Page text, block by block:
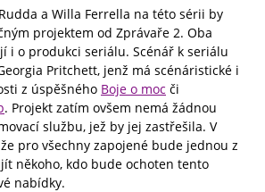
a Willa Ferrella na této sérii by
projektem od Zprávaře 2. Oba
i o produkci seriálu. Scénář k seriálu
Pritchett, jenž má scénáristické i
z úspěšného Boje o moc či
. Projekt zatím ovšem nemá žádnou
službu, jež by jej zastřešila. V
pro všechny zapojené bude jednou z
někoho, kdo bude ochoten tento
nabídky.